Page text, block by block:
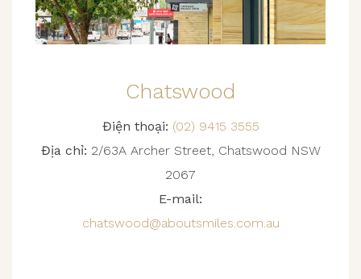
Chatswood
Điện thoại: (02) 9415 3555
Địa chỉ: 2/63A Archer Street, Chatswood NSW
2067
E-mail:
chatswood@aboutsmiles.com.au